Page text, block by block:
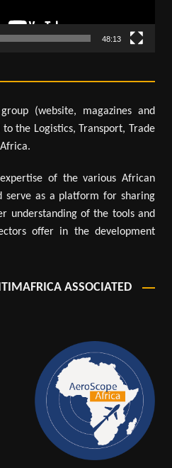
48:13
(website, magazines and
the Logistics, Transport, Trade
of the various African
serve as a platform for sharing
understanding of the tools and
offer in the development
ASSOCIATED